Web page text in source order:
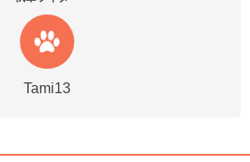
Tami13